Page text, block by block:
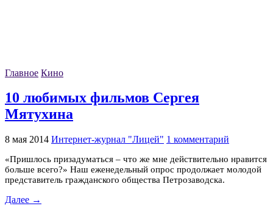
Главное Кино
10 любимых фильмов Сергея
Мятухина
8 мая 2014 Интернет-журнал "Лицей" 1 комментарий
«Пришлось призадуматься – что же мне действительно нравится
больше всего?» Наш еженедельный опрос продолжает молодой
представитель гражданского общества Петрозаводска.
Далее →